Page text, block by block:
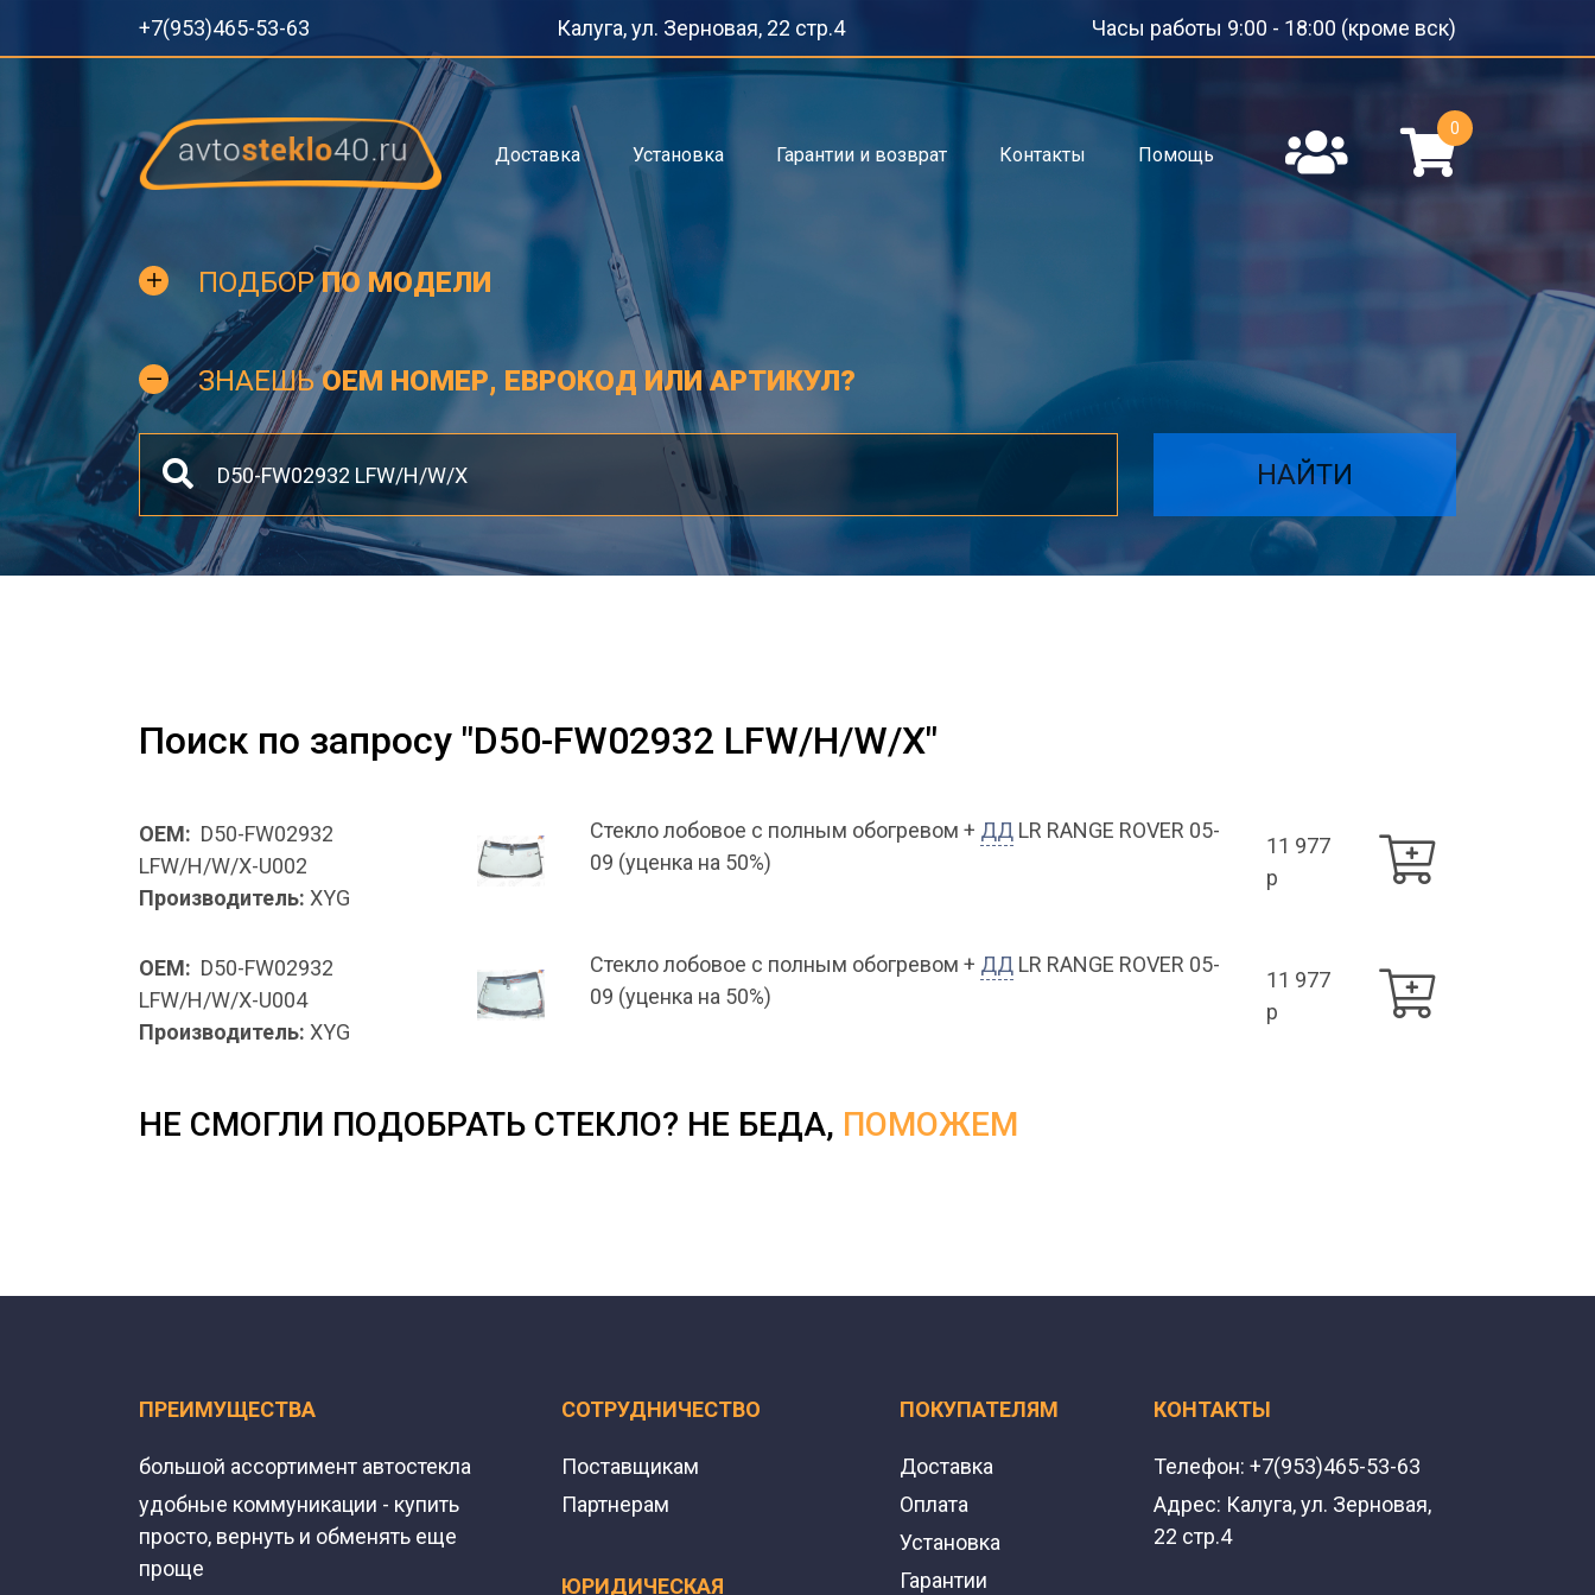
+7(953)465-53-63 Калуга, ул. Зерновая, 22 стр.4 Часы работы 9:00 - 18:00 (кроме вск)
Доставка Установка Гарантии и возврат Контакты Помощь
0
ПОДБОРПО МОДЕЛИ
ЗНАЕШЬOEM НОМЕР, ЕВРОКОД ИЛИ АРТИКУЛ?
НАЙТИ
Поиск по запросу "D50-FW02932 LFW/H/W/X"
OEM: D50-FW02932
LFW/H/W/X-U002
Производитель: XYG
Стекло лобовое с полным обогревом + ДД LR RANGE ROVER 05-
09 (уценка на 50%)
11 977
p
OEM: D50-FW02932
LFW/H/W/X-U004
Производитель: XYG
Стекло лобовое с полным обогревом + ДД LR RANGE ROVER 05-
09 (уценка на 50%)
11 977
p
НЕ СМОГЛИ ПОДОБРАТЬ СТЕКЛО? НЕ БЕДА, ПОМОЖЕМ
ПРЕИМУЩЕСТВА
большой ассортимент автостекла
удобные коммуникации - купить
просто, вернуть и обменять еще
проще
СОТРУДНИЧЕСТВО
Поставщикам
Партнерам
ЮРИДИЧЕСКАЯ
ПОКУПАТЕЛЯМ
Доставка
Оплата
Установка
Гарантии
КОНТАКТЫ
Телефон: +7(953)465-53-63
Адрес: Калуга, ул. Зерновая,
22 стр.4